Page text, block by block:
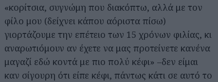
«κορίτσια, συγνώμη που διακόπτω, αλλά με τον
φίλο μου (δείχνει κάπου αόριστα πίσω)
γιορτάζουμε την επέτειο των 15 χρόνων φιλίας, κι
αναρωτιόμουν αν έχετε να μας προτείνετε κανένα
μαγαζί εδώ κοντά με πιο πολύ κέφι» –δεν είμαι
καν σίγουρη ότι είπε κέφι, πάντως κάτι σε αυτό το